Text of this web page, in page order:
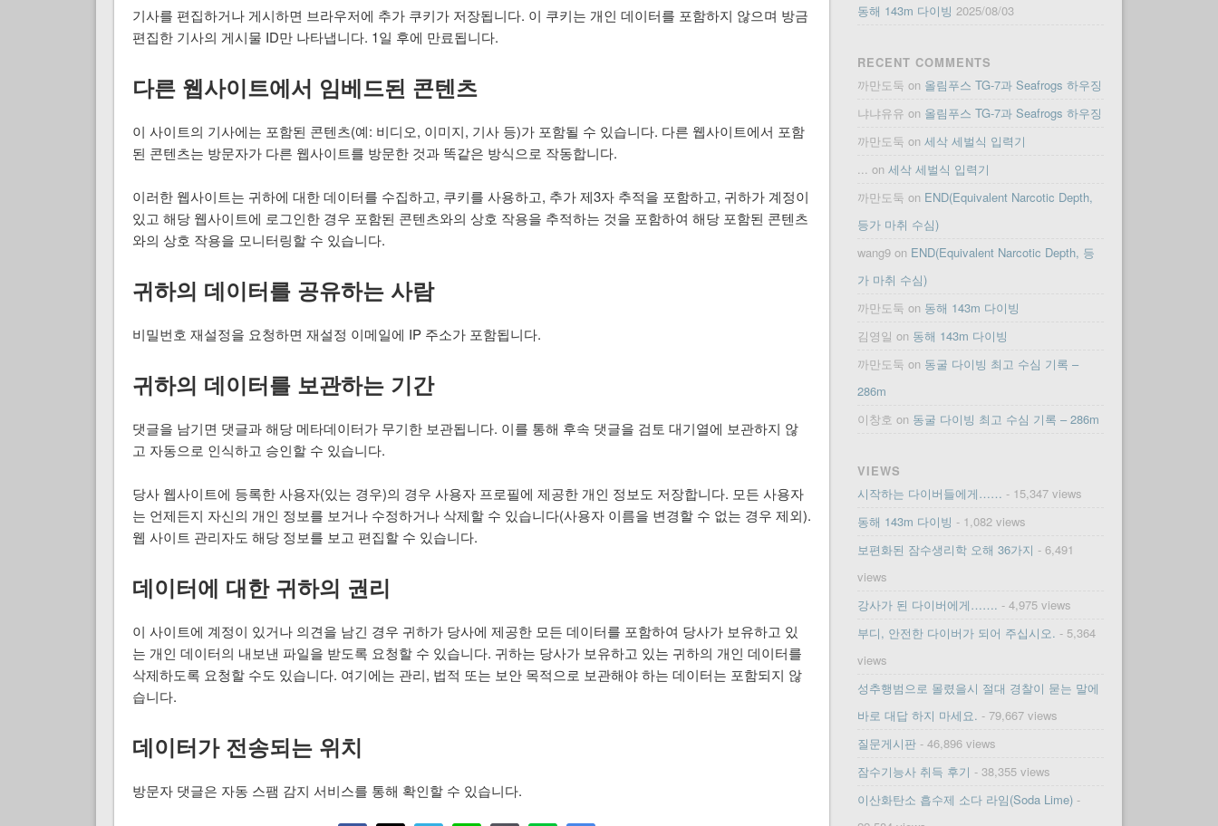
기사를 편집하거나 게시하면 브라우저에 추가 쿠키가 저장됩니다. 이 쿠키는 개인 데이터를 포함하지 않으며 방금
편집한 기사의 게시물 ID만 나타냅니다. 1일 후에 만료됩니다.
다른 웹사이트에서 임베드된 콘텐츠
이 사이트의 기사에는 포함된 콘텐츠(예: 비디오, 이미지, 기사 등)가 포함될 수 있습니다. 다른 웹사이트에서 포함
된 콘텐츠는 방문자가 다른 웹사이트를 방문한 것과 똑같은 방식으로 작동합니다.
이러한 웹사이트는 귀하에 대한 데이터를 수집하고, 쿠키를 사용하고, 추가 제3자 추적을 포함하고, 귀하가 계정이
있고 해당 웹사이트에 로그인한 경우 포함된 콘텐츠와의 상호 작용을 추적하는 것을 포함하여 해당 포함된 콘텐츠
와의 상호 작용을 모니터링할 수 있습니다.
귀하의 데이터를 공유하는 사람
비밀번호 재설정을 요청하면 재설정 이메일에 IP 주소가 포함됩니다.
귀하의 데이터를 보관하는 기간
댓글을 남기면 댓글과 해당 메타데이터가 무기한 보관됩니다. 이를 통해 후속 댓글을 검토 대기열에 보관하지 않
고 자동으로 인식하고 승인할 수 있습니다.
당사 웹사이트에 등록한 사용자(있는 경우)의 경우 사용자 프로필에 제공한 개인 정보도 저장합니다. 모든 사용자
는 언제든지 자신의 개인 정보를 보거나 수정하거나 삭제할 수 있습니다(사용자 이름을 변경할 수 없는 경우 제외).
웹 사이트 관리자도 해당 정보를 보고 편집할 수 있습니다.
데이터에 대한 귀하의 권리
이 사이트에 계정이 있거나 의견을 남긴 경우 귀하가 당사에 제공한 모든 데이터를 포함하여 당사가 보유하고 있
는 개인 데이터의 내보낸 파일을 받도록 요청할 수 있습니다. 귀하는 당사가 보유하고 있는 귀하의 개인 데이터를
삭제하도록 요청할 수도 있습니다. 여기에는 관리, 법적 또는 보안 목적으로 보관해야 하는 데이터는 포함되지 않
습니다.
데이터가 전송되는 위치
방문자 댓글은 자동 스팸 감지 서비스를 통해 확인할 수 있습니다.
동해 143m 다이빙 2025/08/03
RECENT COMMENTS
까만도둑 on 올림푸스 TG-7과 Seafrogs 하우징
냐냐유유 on 올림푸스 TG-7과 Seafrogs 하우징
까만도둑 on 세삭 세벌식 입력기
... on 세삭 세벌식 입력기
까만도둑 on END(Equivalent Narcotic Depth,
등가 마취 수심)
wang9on END(Equivalent Narcotic Depth, 등
가 마취 수심)
까만도둑 on 동해 143m 다이빙
김영일 on 동해 143m 다이빙
까만도둑 on 동굴 다이빙 최고 수심 기록 –
286m
이창호 on 동굴 다이빙 최고 수심 기록 – 286m
VIEWS
시작하는 다이버들에게…… - 15,347 views
동해 143m 다이빙 - 1,082 views
보편화된 잠수생리학 오해 36가지 - 6,491
views
강사가 된 다이버에게……. - 4,975 views
부디, 안전한 다이버가 되어 주십시오. - 5,364
views
성추행범으로 몰렸을시 절대 경찰이 묻는 말에
바로 대답 하지 마세요. - 79,667 views
질문게시판- 46,896 views
잠수기능사 취득 후기 - 38,355 views
이산화탄소 흡수제 소다 라임(Soda Lime)-